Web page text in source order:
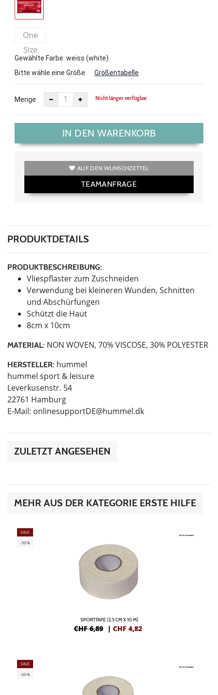
One
Size
Gewählte Farbe: weiss (white)
Bitte wähle eine Größe
Größentabelle
Menge Nicht länger verfügbar
IN DEN WARENKORB
AUF DEN WUNSCHZETTEL
TEAMANFRAGE
PRODUKTDETAILS
PRODUKTBESCHREIBUNG:
Vliespflaster zum Zuschneiden
Verwendung bei kleineren Wunden, Schnitten
und Abschürfungen
Schützt die Haut
8cm x 10cm
MATERIAL: NON WOVEN, 70% VISCOSE, 30% POLYESTER
HERSTELLER: hummel
hummel sport & leisure
Leverkusenstr. 54
22761 Hamburg
E-Mail: onlinesupportDE@hummel.dk
ZULETZT ANGESEHEN
MEHR AUS DER KATEGORIE ERSTE HILFE
SALE
-30%
SPORTTAPE (2,5 CM X 10 M)
CHF 6,89 | CHF 4,82
SALE
-30%